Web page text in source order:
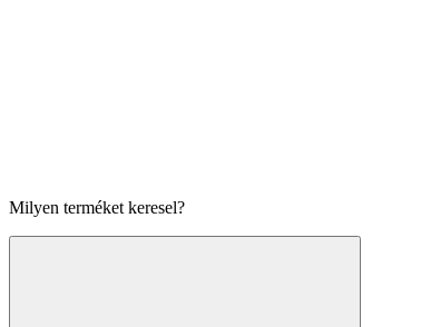
Milyen terméket keresel?